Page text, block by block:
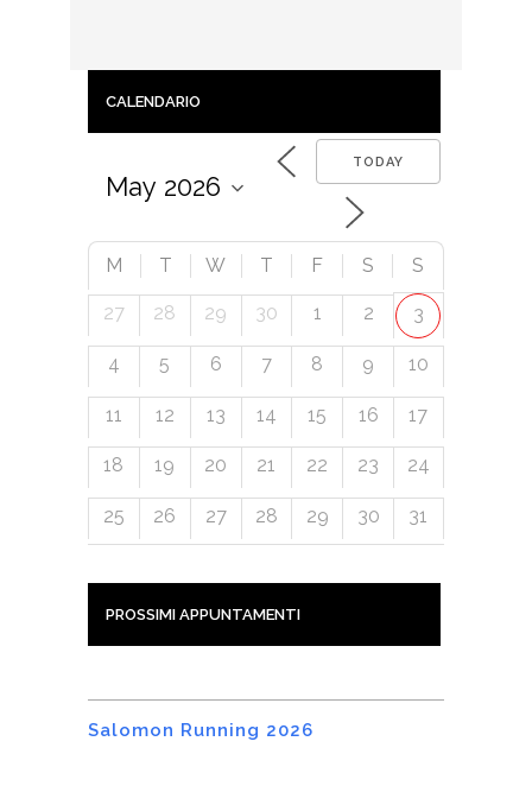
CALENDARIO
TODAY
M T W T F S S
27 28 29 30 1 2 3
4 5 6 7 8 9 10
11 12 13 14 15 16 17
18 19 20 21 22 23 24
25 26 27 28 29 30 31
PROSSIMI APPUNTAMENTI
Salomon Running 2026